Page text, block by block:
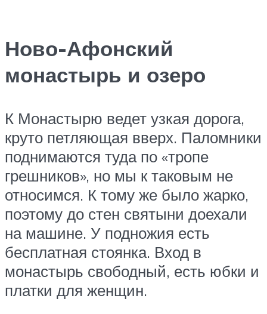
Ново-Афонский
монастырь и озеро
К Монастырю ведет узкая дорога,
круто петляющая вверх. Паломники
поднимаются туда по «тропе
грешников», но мы к таковым не
относимся. К тому же было жарко,
поэтому до стен святыни доехали
на машине. У подножия есть
бесплатная стоянка. Вход в
монастырь свободный, есть юбки и
платки для женщин.